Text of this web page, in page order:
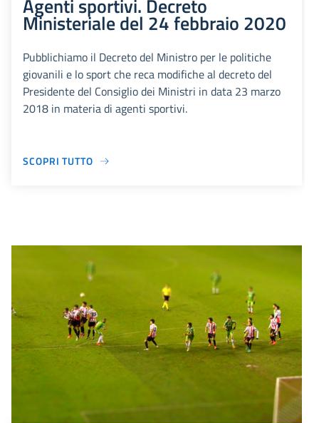
Agenti sportivi. Decreto
Ministeriale del 24 febbraio 2020
Pubblichiamo il Decreto del Ministro per le politiche
giovanili e lo sport che reca modifiche al decreto del
Presidente del Consiglio dei Ministri in data 23 marzo
2018 in materia di agenti sportivi.
SCOPRI TUTTO